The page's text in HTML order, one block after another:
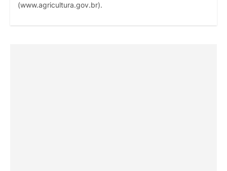
(www.agricultura.gov.br).